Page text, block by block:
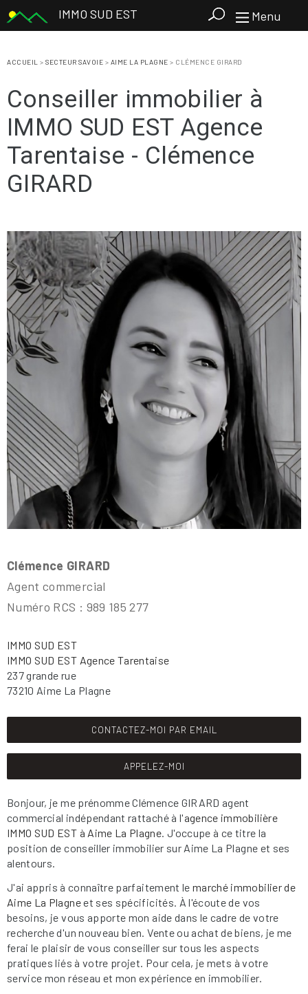
IMMO SUD EST Menu
ACCUEIL > SECTEUR SAVOIE > AIME LA PLAGNE > CLÉMENCE GIRARD
Conseiller immobilier à
IMMO SUD EST Agence
Tarentaise - Clémence
GIRARD
Clémence GIRARD
Agent commercial
Numéro RCS : 989 185 277
IMMO SUD EST
IMMO SUD EST Agence Tarentaise
237 grande rue
73210 Aime La Plagne
CONTACTEZ-MOI PAR EMAIL
APPELEZ-MOI
Bonjour, je me prénomme Clémence GIRARD agent
commercial indépendant rattaché à l'agence immobilière
IMMO SUD EST à Aime La Plagne. J'occupe à ce titre la
position de conseiller immobilier sur Aime La Plagne et ses
alentours.
J'ai appris à connaître parfaitement le marché immobilier de
Aime La Plagneet ses spécificités. À l'écoute de vos
besoins, je vous apporte mon aide dans le cadre de votre
recherche d'un nouveau bien. Vente ou achat de biens, je me
ferai le plaisir de vous conseiller sur tous les aspects
pratiques liés à votre projet. Pour cela, je mets à votre
service mon réseau et mon expérience en immobilier.